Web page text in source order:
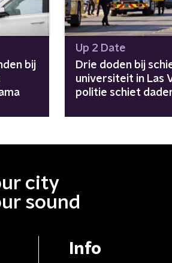
bij
Up 2 Date
Drie doden bij
universiteit in Las
politie schiet
city
sound
Info